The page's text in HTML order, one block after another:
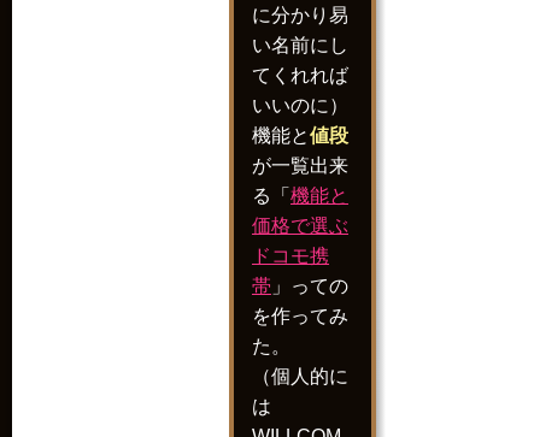
に分かり易
い名前にし
てくれれば
いいのに）
機能と値段
が一覧出来
る「 機能と
価格で選ぶ
ドコモ携
帯 」っての
を作ってみ
た。
（個人的に
は